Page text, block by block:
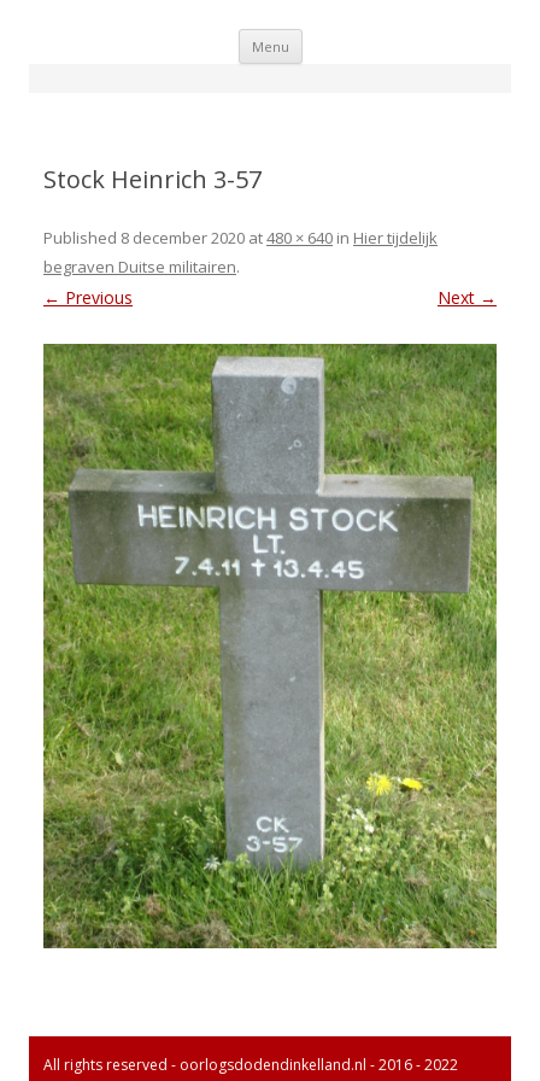
Menu Skip
Stock Heinrich 3-57
Published 8 december 2020 at480 × 640 in Hier tijdelijk
begraven Duitse militairen.
← Previous Next →
All rights reserved - oorlogsdodendinkelland.nl - 2016 - 2022